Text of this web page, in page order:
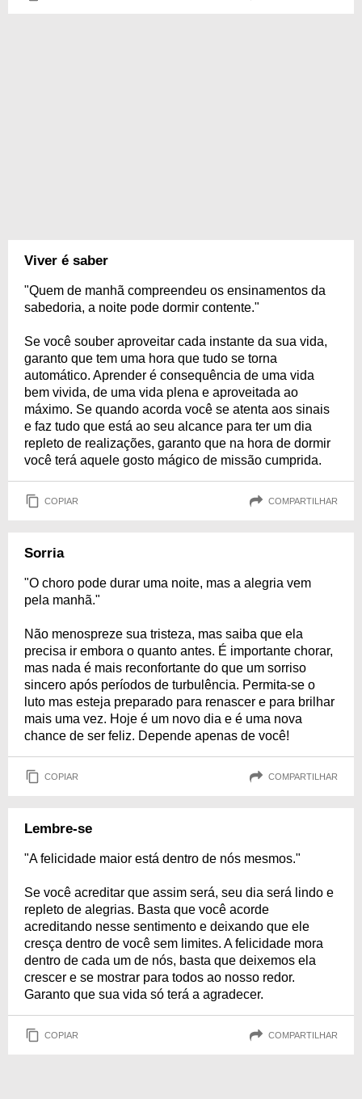
Viver é saber
"Quem de manhã compreendeu os ensinamentos da
sabedoria, a noite pode dormir contente."
Se você souber aproveitar cada instante da sua vida,
garanto que tem uma hora que tudo se torna
automático. Aprender é consequência de uma vida
bem vivida, de uma vida plena e aproveitada ao
máximo. Se quando acorda você se atenta aos sinais
e faz tudo que está ao seu alcance para ter um dia
repleto de realizações, garanto que na hora de dormir
você terá aquele gosto mágico de missão cumprida.
COPIAR COMPARTILHAR
Sorria
"O choro pode durar uma noite, mas a alegria vem
pela manhã."
Não menospreze sua tristeza, mas saiba que ela
precisa ir embora o quanto antes. É importante chorar,
mas nada é mais reconfortante do que um sorriso
sincero após períodos de turbulência. Permita-se o
luto mas esteja preparado para renascer e para brilhar
mais uma vez. Hoje é um novo dia e é uma nova
chance de ser feliz. Depende apenas de você!
COPIAR COMPARTILHAR
Lembre-se
"A felicidade maior está dentro de nós mesmos."
Se você acreditar que assim será, seu dia será lindo e
repleto de alegrias. Basta que você acorde
acreditando nesse sentimento e deixando que ele
cresça dentro de você sem limites. A felicidade mora
dentro de cada um de nós, basta que deixemos ela
crescer e se mostrar para todos ao nosso redor.
Garanto que sua vida só terá a agradecer.
COPIAR COMPARTILHAR